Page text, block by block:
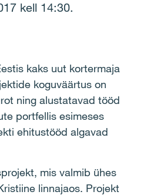
kell 14:30.
kaks uut kortermaja
koguväärtus on
ning alustatavad tööd
portfellis esimeses
ehitustööd algavad
mis valmib ühes
linnajaos. Projekt